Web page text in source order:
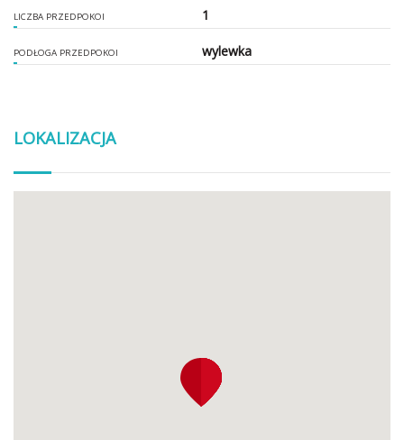
LICZBA PRZEDPOKOI 1
PODŁOGA PRZEDPOKOI wylewka
LOKALIZACJA